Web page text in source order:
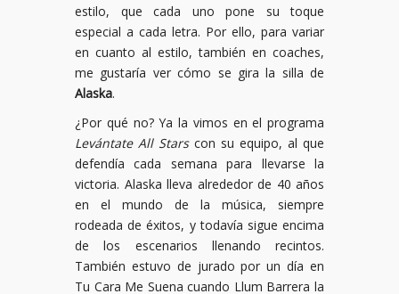
estilo, que cada uno pone su toque
especial a cada letra. Por ello, para variar
en cuanto al estilo, también en coaches,
me gustaría ver cómo se gira la silla de
Alaska.
¿Por qué no? Ya la vimos en el programa
Levántate All Starscon su equipo, al que
defendía cada semana para llevarse la
victoria. Alaska lleva alrededor de 40 años
en el mundo de la música, siempre
rodeada de éxitos, y todavía sigue encima
de los escenarios llenando recintos.
También estuvo de jurado por un día en
Tu Cara Me Suena cuando Llum Barrera la